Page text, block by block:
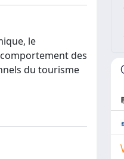
le
des
du tourisme